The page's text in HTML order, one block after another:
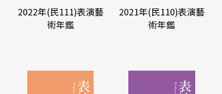
2022年(民111)表演藝
術年鑑
2021年(民110)表演藝
術年鑑